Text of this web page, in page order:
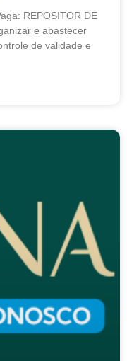
REPOSITOR DE
e abastecer
de validade e